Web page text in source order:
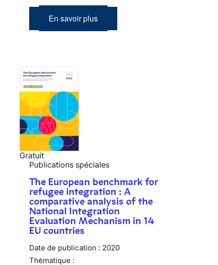
En savoir plus
Gratuit
Publications spéciales
The European benchmark for
refugee integration : A
comparative analysis of the
National Integration
Evaluation Mechanism in 14
EU countries
Date de publication : 2020
Thématique :